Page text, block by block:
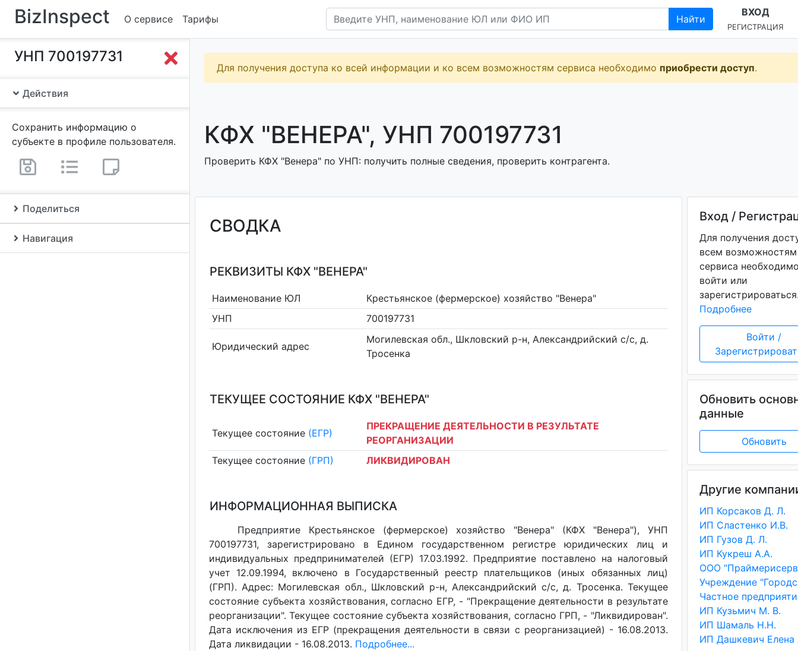
BizInspect О сервисе Тарифы Найти
ВХОД
РЕГИСТРАЦИЯ
УНП 700197731
Действия
Сохранить информацию о
субъекте в профиле пользователя.
Поделиться
Навигация
Для получения доступа ко всей информации и ко всем возможностям сервиса необходимо приобрести доступ.
КФХ "ВЕНЕРА", УНП 700197731
Проверить КФХ "Венера" по УНП: получить полные сведения, проверить контрагента.
СВОДКА
РЕКВИЗИТЫ КФХ "ВЕНЕРА"
Наименование ЮЛ
Крестьянское (фермерское) хозяйство "Венера"
УНП
700197731
Юридический адрес
Могилевская обл., Шкловский р-н, Александрийский с/с, д.
Тросенка
ТЕКУЩЕЕ СОСТОЯНИЕ КФХ "ВЕНЕРА"
Текущее состояние (ЕГР)
ПРЕКРАЩЕНИЕ ДЕЯТЕЛЬНОСТИ В РЕЗУЛЬТАТЕ
РЕОРГАНИЗАЦИИ
Текущее состояние (ГРП) ЛИКВИДИРОВАН
ИНФОРМАЦИОННАЯ ВЫПИСКА
Предприятие Крестьянское (фермерское) хозяйство "Венера" (КФХ "Венера"), УНП
700197731, зарегистрировано в Едином государственном регистре юридических лиц и
индивидуальных предпринимателей (ЕГР) 17.03.1992. Предприятие поставлено на налоговый
учет 12.09.1994, включено в Государственный реестр плательщиков (иных обязанных лиц)
(ГРП). Адрес: Могилевская обл., Шкловский р-н, Александрийский с/с, д. Тросенка. Текущее
состояние субъекта хозяйствования, согласно ЕГР, - "Прекращение деятельности в результате
реорганизации". Текущее состояние субъекта хозяйствования, согласно ГРП, - "Ликвидирован".
Дата исключения из ЕГР (прекращения деятельности в связи с реорганизацией) - 16.08.2013.
Дата ликвидации - 16.08.2013. Подробнее...
Вход /
Для получения
всем возможностям
сервиса
войти или
Подробнее
Войти /
Обновить
данные
Обновить
Другие
ИП Корсаков Д. Л.
ИП Сластенко И.В.
ИП Гузов Д. Л.
ИП Кукреш А.А.
ООО
ИП Кузьмич М. В.
ИП Шамаль Н.Н.